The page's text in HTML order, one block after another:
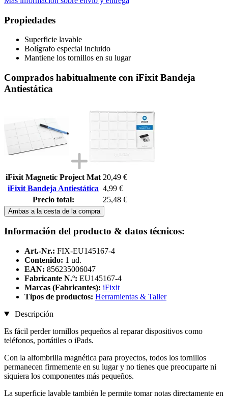
Propiedades
Superficie lavable
Bolígrafo especial incluido
Mantiene los tornillos en su lugar
Comprados habitualmente con iFixit Bandeja
Antiestática
iFixit Magnetic Project Mat 20,49 €
iFixit Bandeja Antiestática 4,99 €
Precio total:
25,48 €
Ambas a la cesta de la compra
Información del producto & datos técnicos:
Art.-Nr.: FIX-EU145167-4
Contenido: 1 ud.
EAN: 856235006047
Fabricante N.º: EU145167-4
Marcas (Fabricantes): iFixit
Tipos de productos: Herramientas & Taller
Descripción
Es fácil perder tornillos pequeños al reparar dispositivos como
teléfonos, portátiles o iPads.
Con la alfombrilla magnética para proyectos, todos los tornillos
permanecen firmemente en su lugar y no tienes que preocuparte ni
siquiera los componentes más pequeños.
La superficie lavable también le permite tomar notas directamente en